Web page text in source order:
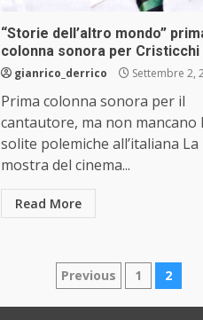
“Storie dell’altro mondo”
colonna sonora per Cristicchi
gianrico_derrico Settembre 2,
Prima colonna sonora per il
cantautore, ma non mancano
solite polemiche all’italiana La
mostra del cinema...
Read More
Paginazione
degli
Previous 1 2